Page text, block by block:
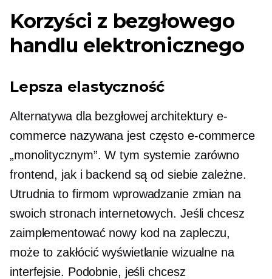
Korzyści z bezgłowego
handlu elektronicznego
Lepsza elastyczność
Alternatywa dla bezgłowej architektury e-
commerce nazywana jest często e-commerce
„monolitycznym”. W tym systemie zarówno
frontend, jak i backend są od siebie zależne.
Utrudnia to firmom wprowadzanie zmian na
swoich stronach internetowych. Jeśli chcesz
zaimplementować nowy kod na zapleczu,
może to zakłócić wyświetlanie wizualne na
interfejsie. Podobnie, jeśli chcesz